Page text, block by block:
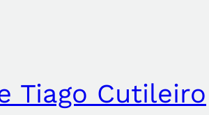
Tiago Cutileiro